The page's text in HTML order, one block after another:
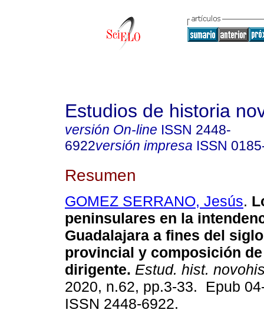
Estudios de historia
versión On-line ISSN 2448-
6922versión impresa ISSN
Resumen
GOMEZ SERRANO, Jesús.
peninsulares en la
Guadalajara a fines del
provincial y composición
dirigente. Estud. hist.
2020, n.62, pp.3-33. Epub
ISSN 2448-6922.